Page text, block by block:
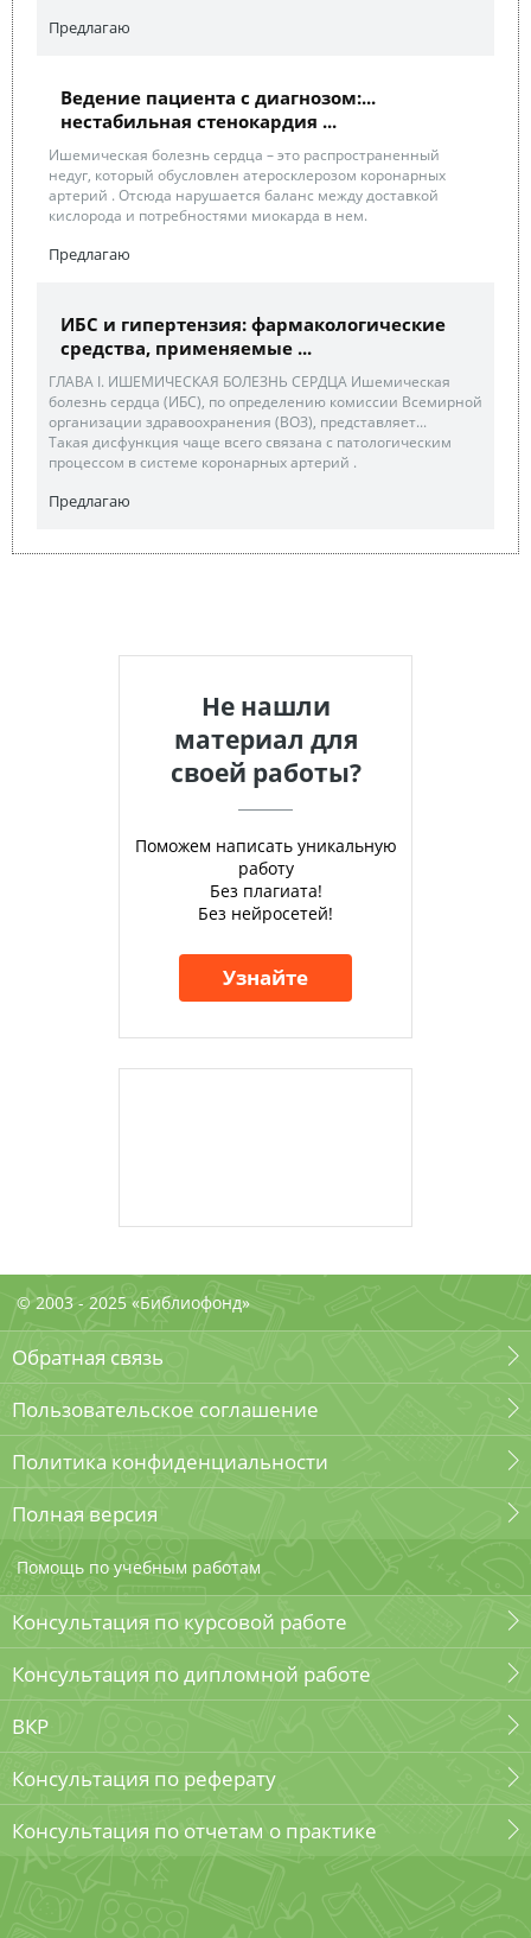
Предлагаю
Ведение пациента с диагнозом:...
нестабильная стенокардия ...
Ишемическая болезнь сердца – это распространенный
недуг, который обусловлен атеросклерозом коронарных
артерий . Отсюда нарушается баланс между доставкой
кислорода и потребностями миокарда в нем.
Предлагаю
ИБС и гипертензия: фармакологические
средства, применяемые ...
ГЛАВА I. ИШЕМИЧЕСКАЯ БОЛЕЗНЬ СЕРДЦА Ишемическая
болезнь сердца (ИБС), по определению комиссии Всемирной
организации здравоохранения (ВОЗ), представляет...
Такая дисфункция чаще всего связана с патологическим
процессом в системе коронарных артерий .
Предлагаю
Не нашли
материал для
своей работы?
Поможем написать уникальную
работу
Без плагиата!
Без нейросетей!
Узнайте
© 2003 - 2025 «Библиофонд»
Обратная связь
Пользовательское соглашение
Политика конфиденциальности
Полная версия
Помощь по учебным работам
Консультация по курсовой работе
Консультация по дипломной работе
ВКР
Консультация по реферату
Консультация по отчетам о практике